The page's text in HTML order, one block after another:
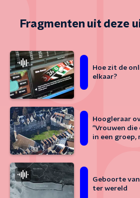
Fragmenten uit deze
Hoe zit de
elkaar?
Hoogleraar
"Vrouwen
in een groep,
Geboorte
ter wereld